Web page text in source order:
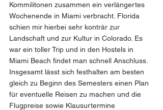
Kommilitonen zusammen ein verlängertes
Wochenende in Miami verbracht. Florida
schien mir hierbei sehr konträr zur
Landschaft und zur Kultur in Colorado. Es
war ein toller Trip und in den Hostels in
Miami Beach findet man schnell Anschluss.
Insgesamt lässt sich festhalten am besten
gleich zu Beginn des Semesters einen Plan
für eventuelle Reisen zu machen und die
Flugpreise sowie Klausurtermine